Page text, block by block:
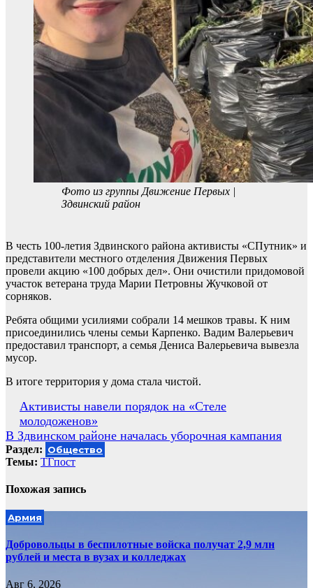
Фото из группы Движение Первых |
Здвинский район
В честь 100-летия Здвинского района активисты «СПутник» и
представители местного отделения Движения Первых
провели акцию «100 добрых дел». Они очистили придомовой
участок ветерана труда Марии Петровны Жучковой от
сорняков.
Ребята общими усилиями собрали 14 мешков травы. К ним
присоединились члены семьи Карпенко. Вадим Валерьевич
предоставил транспорт, а семья Дениса Валерьевича вывезла
мусор.
В итоге территория у дома стала чистой.
Навигация
по
записям
Активисты навели порядок на «Стеле
молодоженов»
В Здвинском районе началась уборочная кампания
Раздел: Общество
Темы: ТГпост
Похожая запись
Армия
Добровольцы в беспилотные войска получат 2,9 млн
рублей и места в вузах и колледжах
Авг 6, 2026